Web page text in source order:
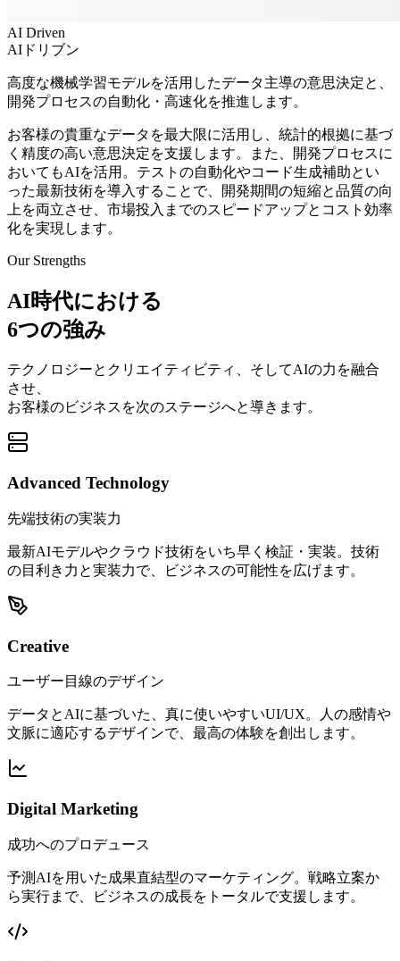
AI Driven
AIドリブン
高度な機械学習モデルを活用したデータ主導の意思決定と、
開発プロセスの自動化・高速化を推進します。
お客様の貴重なデータを最大限に活用し、統計的根拠に基づ
く精度の高い意思決定を支援します。また、開発プロセスに
おいてもAIを活用。テストの自動化やコード生成補助とい
った最新技術を導入することで、開発期間の短縮と品質の向
上を両立させ、市場投入までのスピードアップとコスト効率
化を実現します。
Our Strengths
AI時代における
6つの強み
テクノロジーとクリエイティビティ、そしてAIの力を融合
させ、
お客様のビジネスを次のステージへと導きます。
Advanced Technology
先端技術の実装力
最新AIモデルやクラウド技術をいち早く検証・実装。技術
の目利き力と実装力で、ビジネスの可能性を広げます。
Creative
ユーザー目線のデザイン
データとAIに基づいた、真に使いやすいUI/UX。人の感情や
文脈に適応するデザインで、最高の体験を創出します。
Digital Marketing
成功へのプロデュース
予測AIを用いた成果直結型のマーケティング。戦略立案か
ら実行まで、ビジネスの成長をトータルで支援します。